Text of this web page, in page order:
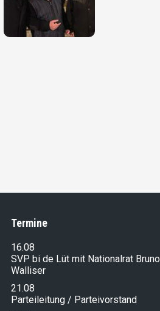
Termine
16.08
SVP bi de Lüt mit Nationalrat Bruno
Walliser
21.08
Parteileitung / Parteivorstand